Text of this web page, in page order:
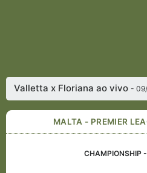
Valletta x Floriana ao vivo-
MALTA - PREMIER
CHAMPIONSHIP